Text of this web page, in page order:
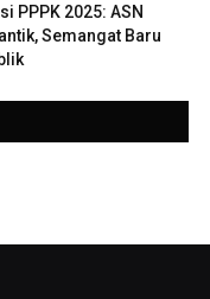
PPPK 2025: ASN
Semangat Baru